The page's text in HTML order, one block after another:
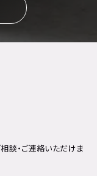
談・ご連絡いただけま